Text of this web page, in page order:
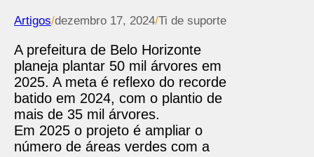
Artigos/dezembro 17, 2024/Ti de suporte
A prefeitura de Belo Horizonte
planeja plantar 50 mil árvores em
2025. A meta é reflexo do recorde
batido em 2024, com o plantio de
mais de 35 mil árvores.
Em 2025 o projeto é ampliar o
número de áreas verdes com a